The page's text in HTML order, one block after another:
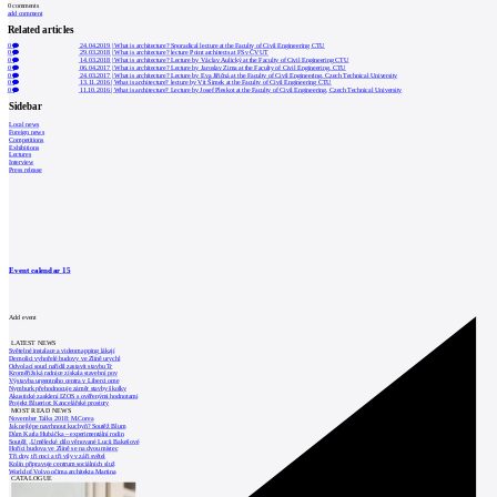
0comments
add comment
Related articles
0 24.04.2019 |What is architecture? Sporadical lecture at the Faculty of Civil Engineering CTU
0
29.03.2018 |What is architecture? lecture Point architects at FSv ČVUT
0
14.03.2018 |What is architecture? Lecture by Václav Aulický at the Faculty of Civil Engineering CTU
0 06.04.2017 |What is architecture? Lecture by Jaroslav Zima at the Faculty of Civil Engineering, CTU
0
24.03.2017 |What is architecture? Lecture by Eva Jiřičná at the Faculty of Civil Engineering, Czech Technical University
0
13.11.2016| What is architecture? lecture by Vít Šimek at the Faculty of Civil Engineering CTU
0
11.10.2016| What is architecture? Lecture by Josef Pleskot at the Faculty of Civil Engineering, Czech Technical University
Sidebar
Local news
Foreign news
Competitions
Exhibitions
Lectures
Interview
Press release
Event calendar15
Add event
LATEST NEWS
Světelné instalace a videomapping lákají
Demolici vyhořelé budovy ve Zlíně urychl
Odvolací soud nařídil zastavit stavbu Tr
Kroměřížská radnice získala stavební pov
Výstavba urgentního centra v Liberci ome
Nymburk přehodnocuje záměr stavby školky
Akustické zasklení IZOS s ověřenými hodnotami
Projekt Blueriot: Kancelářské prostory
MOST READ NEWS
November Talks 2018: M.Corea
Jak nejlépe navrhnout kuchyň? Soutěž Blum
Dům Karla Hubáčka – experimentální rodin
Soutěž „Umělecké dílo věnované Lucii Bakešové
Hořící budova ve Zlíně se na dvou místec
Tři dny, tři noci a tři vily v záři světel
Kolín připravuje centrum sociálních služ
World of Volvo očima architekta Martina
CATALOGUE